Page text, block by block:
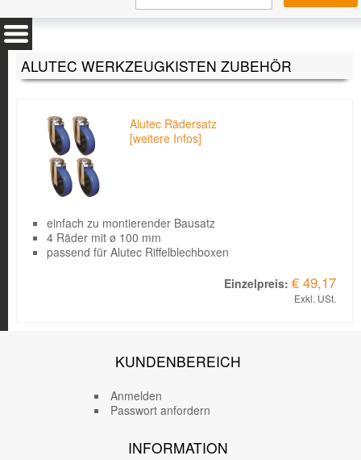
ALUTEC WERKZEUGKISTEN ZUBEHÖR
Alutec Rädersatz
[weitere Infos]
einfach zu montierender Bausatz
4 Räder mit ø 100 mm
passend für Alutec Riffelblechboxen
€ 49,17
Exkl. USt.
KUNDENBEREICH
Anmelden
Passwort anfordern
INFORMATION